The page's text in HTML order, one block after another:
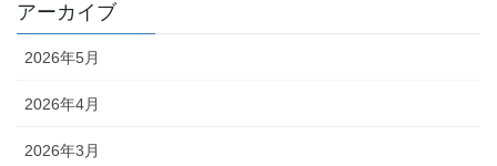
アーカイブ
2026年5月
2026年4月
2026年3月